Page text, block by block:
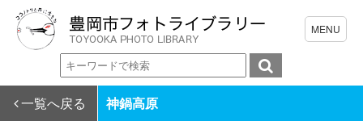
一覧へ戻る 神鍋高原